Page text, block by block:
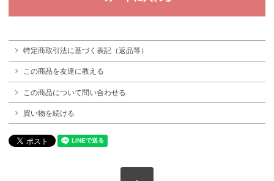
特定商取引法に基づく表記（返品等）
この商品を友達に教える
この商品について問い合わせる
買い物を続ける